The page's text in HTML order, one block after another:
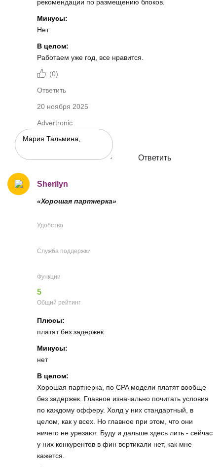
рекомендации по размещению блоков.
Минусы:
Нет
В целом:
Работаем уже год, все нравится.
(0)
Ответить
20 ноября 2025
Advertronic
Ответить
Sherilyn
«Хорошая партнерка»
Удобство
Служба поддержки
Функции
5
Общий рейтинг
Плюсы:
платят без задержек
Минусы:
нет
В целом:
Хорошая партнерка, по CPA модели платят вообще
без задержек. Главное изначально почитать условия
по каждому офферу. Холд у них стандартный, в
целом, как у всех. Но главное при этом, что они
ничего не урезают. Буду и дальше здесь лить - сейчас
у них конкурентов в фин вертикали нет, как мне
кажется.